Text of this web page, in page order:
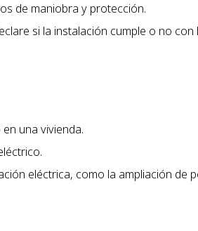
de maniobra y protección.
si la instalación cumple o no con
una vivienda.
eléctrica, como la ampliación de